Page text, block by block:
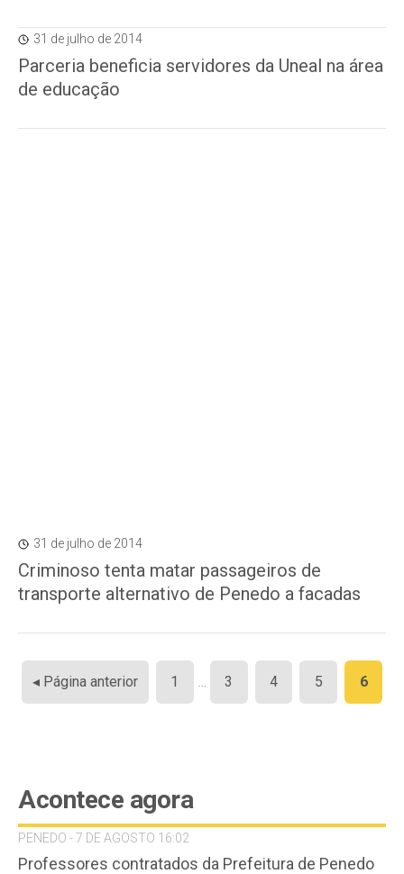
31 de julho de 2014
Parceria beneficia servidores da Uneal na área
de educação
31 de julho de 2014
Criminoso tenta matar passageiros de
transporte alternativo de Penedo a facadas
Paginação
de
◂ Página anterior 1 … 3 4 5 6
Acontece agora
PENEDO - 7 DE AGOSTO 16:02
Professores contratados da Prefeitura de Penedo